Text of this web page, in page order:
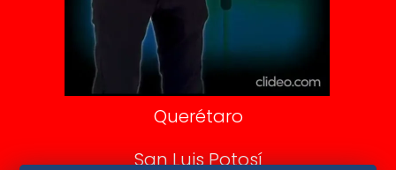
Aviso Oportuno
Consultas
Querétaro
San Luis Potosí